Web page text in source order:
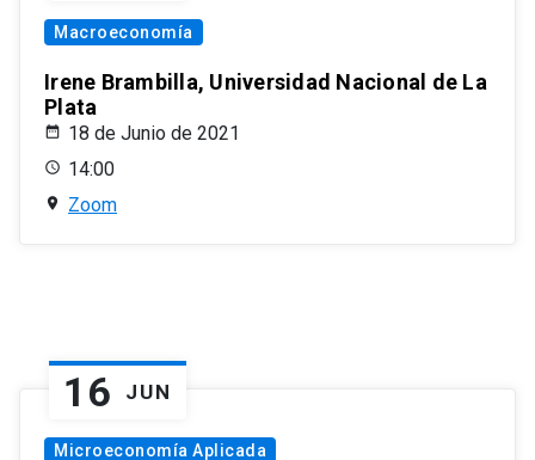
Macroeconomía
Irene Brambilla, Universidad Nacional de La
Plata
18 de Junio de 2021
14:00
Zoom
16 JUN
Microeconomía Aplicada